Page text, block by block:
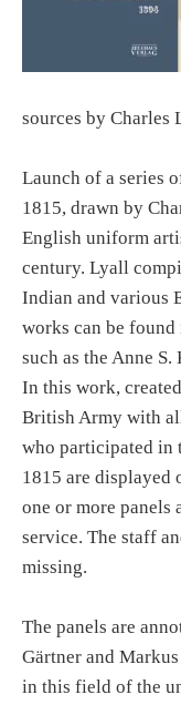
sources by Charles
Launch of a series
1815, drawn by
English uniform
century. Lyall
Indian and various
works can be
such as the Anne
In this work,
British Army with
who participated in
1815 are displayed
one or more panels
service. The staff
missing.
The panels are
Gärtner and
in this field of the